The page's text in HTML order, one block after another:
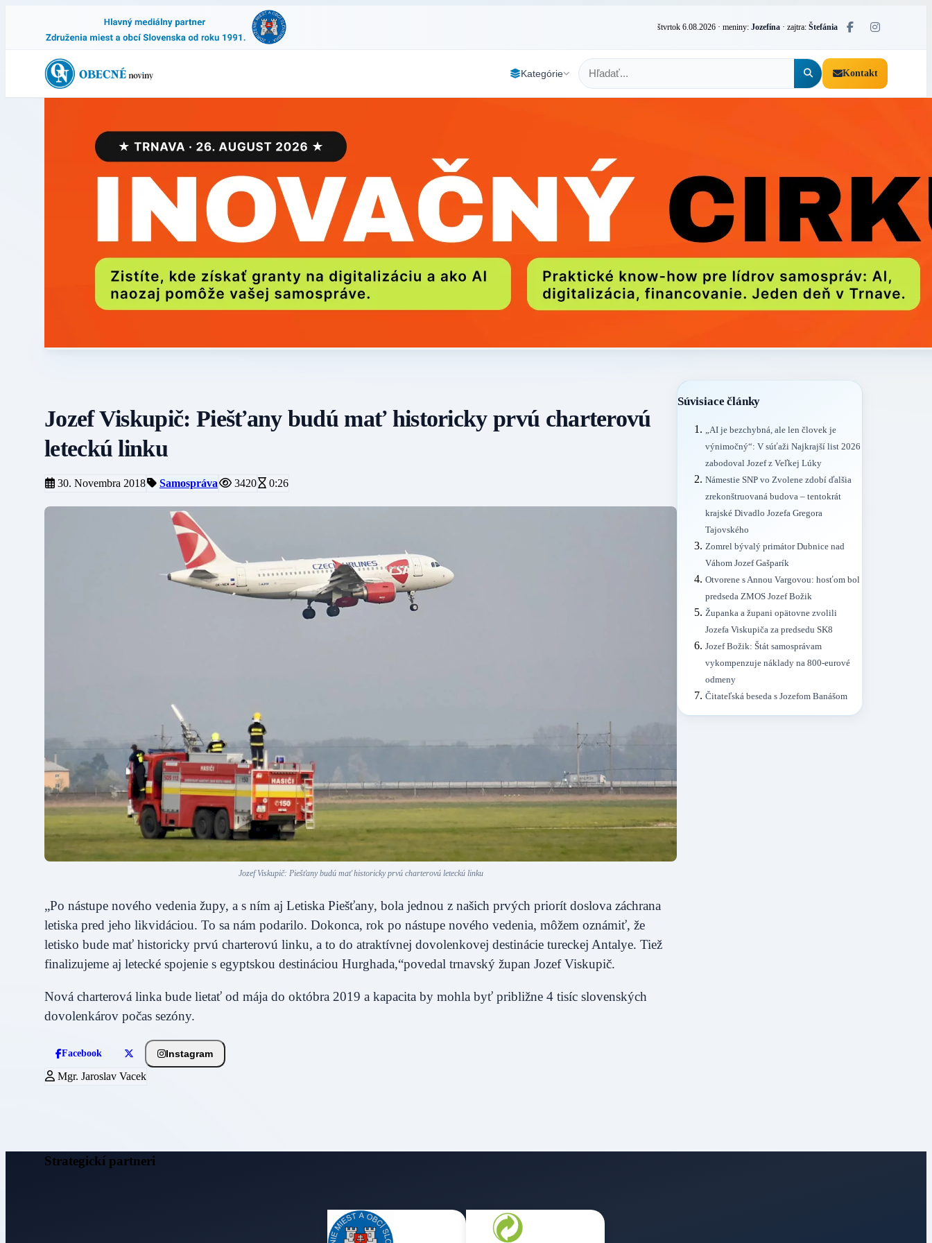
štvrtok 6.08.2026 · meniny: Jozefína · zajtra: Štefánia
Kategórie Kontakt
Jozef Viskupič: Piešťany budú mať historicky prvú charterovú
leteckú linku
30. Novembra 2018 Samospráva 3420 0:26
Jozef Viskupič: Piešťany budú mať historicky prvú charterovú leteckú linku
„Po nástupe nového vedenia župy, a s ním aj Letiska Piešťany, bola jednou z našich prvých priorít doslova záchrana
letiska pred jeho likvidáciou. To sa nám podarilo. Dokonca, rok po nástupe nového vedenia, môžem oznámiť, že
letisko bude mať historicky prvú charterovú linku, a to do atraktívnej dovolenkovej destinácie tureckej Antalye. Tiež
finalizujeme aj letecké spojenie s egyptskou destináciou Hurghada,“povedal trnavský župan Jozef Viskupič.
Nová charterová linka bude lietať od mája do októbra 2019 a kapacita by mohla byť približne 4 tisíc slovenských
dovolenkárov počas sezóny.
Facebook Instagram
Mgr. Jaroslav Vacek
Súvisiace články
„AI je bezchybná, ale len človek je
výnimočný“: V súťaži Najkrajší list 2026
zabodoval Jozef z Veľkej Lúky
Námestie SNP vo Zvolene zdobí ďalšia
zrekonštruovaná budova – tentokrát
krajské Divadlo Jozefa Gregora
Tajovského
Zomrel bývalý primátor Dubnice nad
Váhom Jozef Gašparík
Otvorene s Annou Vargovou: hosťom bol
predseda ZMOS Jozef Božik
Županka a župani opätovne zvolili
Jozefa Viskupiča za predsedu SK8
Jozef Božik: Štát samosprávam
vykompenzuje náklady na 800-eurové
odmeny
Čitateľská beseda s Jozefom Banášom
Strategickí partneri